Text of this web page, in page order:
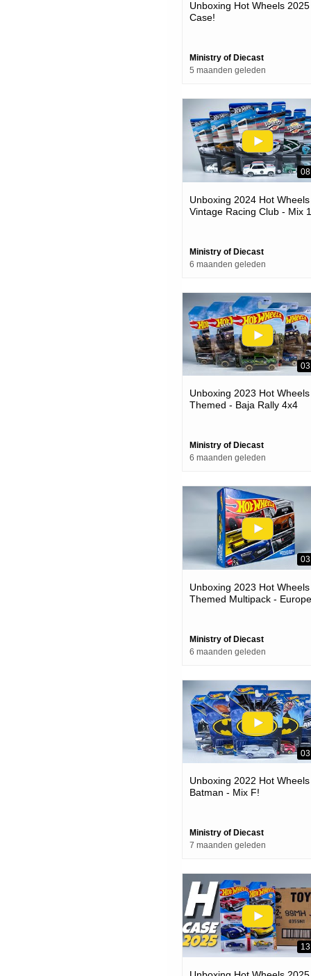
Unboxing Hot Wheels
Case!
Ministry of Diecast
5 maanden geleden
Unboxing 2024 Hot Wheels
Vintage Racing Club - Mix 1
Ministry of Diecast
6 maanden geleden
Unboxing 2023 Hot Wheels
Themed - Baja Rally 4x4
Ministry of Diecast
6 maanden geleden
Unboxing 2023 Hot Wheels
Themed Multipack -
Ministry of Diecast
6 maanden geleden
Unboxing 2022 Hot Wheels
Batman - Mix F!
Ministry of Diecast
7 maanden geleden